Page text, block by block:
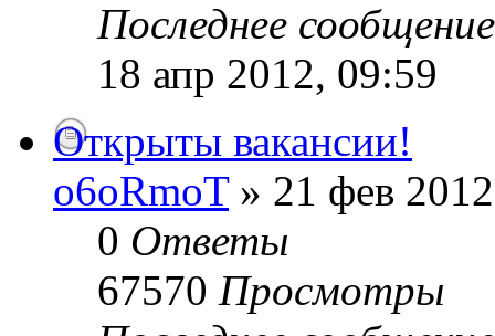
Последнее
18 апр 2012, 09:59
Открыты вакансии!
o6oRmoT» 21 фев
0 Ответы
67570 Просмотры